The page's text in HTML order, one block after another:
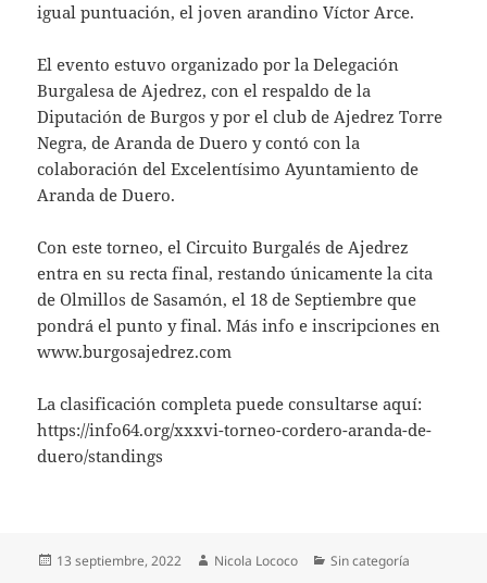
igual puntuación, el joven arandino Víctor Arce.
El evento estuvo organizado por la Delegación
Burgalesa de Ajedrez, con el respaldo de la
Diputación de Burgos y por el club de Ajedrez Torre
Negra, de Aranda de Duero y contó con la
colaboración del Excelentísimo Ayuntamiento de
Aranda de Duero.
Con este torneo, el Circuito Burgalés de Ajedrez
entra en su recta final, restando únicamente la cita
de Olmillos de Sasamón, el 18 de Septiembre que
pondrá el punto y final. Más info e inscripciones en
www.burgosajedrez.com
La clasificación completa puede consultarse aquí:
https://info64.org/xxxvi-torneo-cordero-aranda-de-
duero/standings
Publicado
13 septiembre, 2022 Autor
Nicola Lococo Categorías
Sin categoría